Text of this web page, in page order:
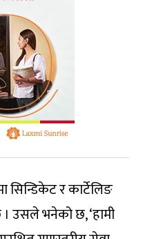
सिन्डिकेट र कार्टेलिङ
। उसले भनेको छ, ‘हामी